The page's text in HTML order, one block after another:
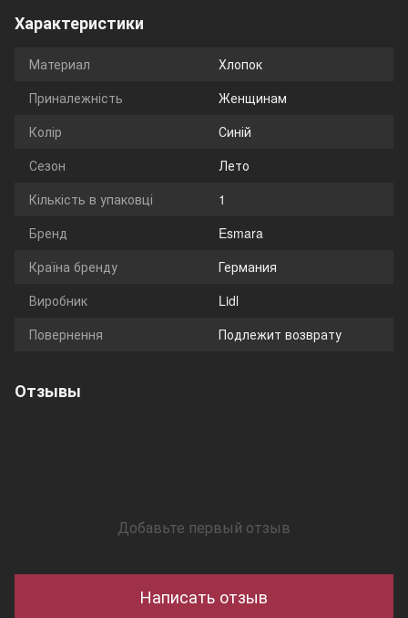
Характеристики
Материал
Хлопок
Приналежність
Женщинам
Колір
Синій
Сезон
Лето
Кількість в упаковці
1
Бренд
Esmara
Країна бренду
Германия
Виробник
Lidl
Повернення
Подлежит возврату
Отзывы
Добавьте первый отзыв
Написать отзыв